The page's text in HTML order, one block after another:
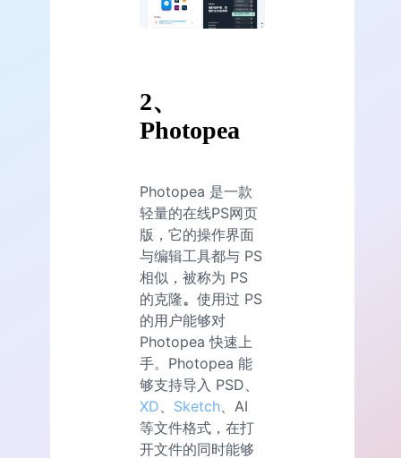
2、
Photopea
Photopea 是一款
轻量的在线PS网页
版，它的操作界面
与编辑工具都与 PS
相似，被称为 PS
的克隆。 使用过 PS
的用户能够对
Photopea 快速上
手。Photopea 能
够支持导入 PSD、
XD、 Sketch、AI
等文件格式，在打
开文件的同时能够